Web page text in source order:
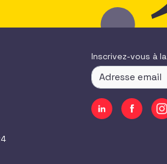
Inscrivez-vous à